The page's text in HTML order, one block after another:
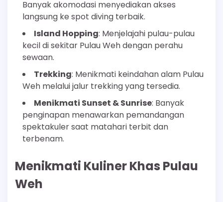
Banyak akomodasi menyediakan akses
langsung ke spot diving terbaik.
Island Hopping: Menjelajahi pulau-pulau
kecil di sekitar Pulau Weh dengan perahu
sewaan.
Trekking: Menikmati keindahan alam Pulau
Weh melalui jalur trekking yang tersedia.
Menikmati Sunset & Sunrise: Banyak
penginapan menawarkan pemandangan
spektakuler saat matahari terbit dan
terbenam.
Menikmati Kuliner Khas Pulau
Weh